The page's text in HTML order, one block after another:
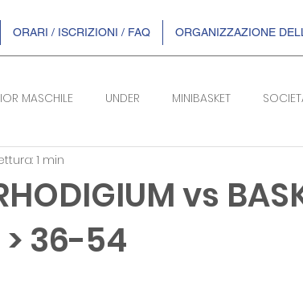
ORARI / ISCRIZIONI / FAQ ORGANIZZAZIONE
MASCHILE UNDER MINIBASKET
vs
> 36-54
1 min